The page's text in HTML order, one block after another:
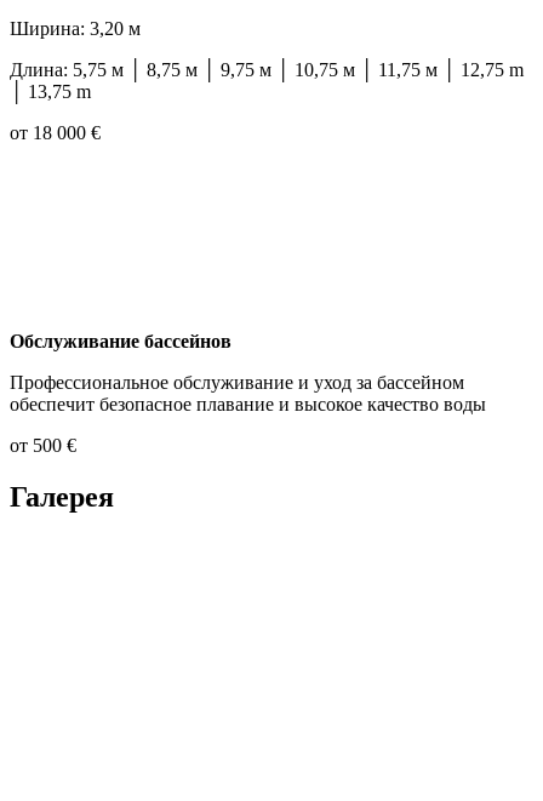
Ширина: 3,20 м
Длина: 5,75 м │ 8,75 м │ 9,75 м │ 10,75 м │ 11,75 м │ 12,75 m
│ 13,75 m
от 18 000 €
Обслуживание бассейнов
Профессиональное обслуживание и уход за бассейном
обеспечит безопасное плавание и высокое качество воды
от 500 €
Галерея